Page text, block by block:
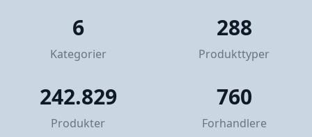
6
Kategorier
288
Produkttyper
242.829
Produkter
760
Forhandlere